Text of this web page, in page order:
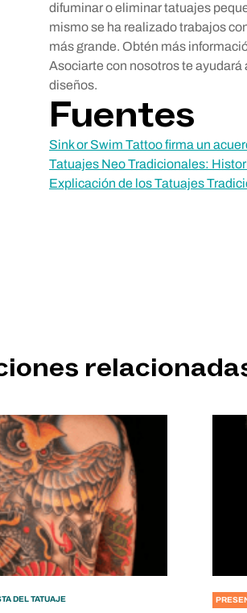
difuminar o eliminar tatuajes
mismo se ha realizado trabajos
más grande. Obtén más
Asociarte con nosotros te
diseños.
Fuentes
Sink or Swim Tattoo firma un
Tatuajes Neo Tradicionales:
Explicación de los Tatuajes
DEL TATUAJE